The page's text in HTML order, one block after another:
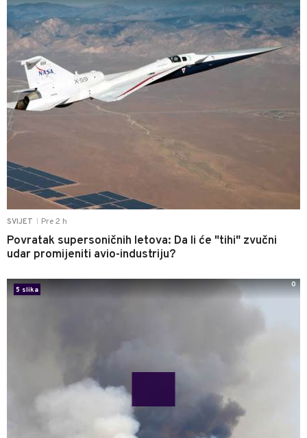
SVIJET Pre 2 h
Povratak supersoničnih letova: Da li će "tihi" zvučni
udar promijeniti avio-industriju?
5 slika
0